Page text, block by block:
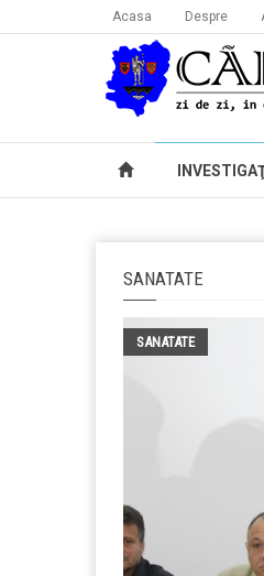
Acasa Despre
SANATATE
SANATATE